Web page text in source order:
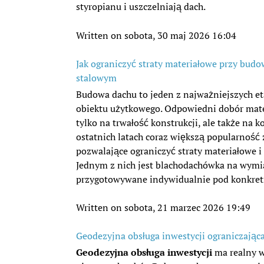
styropianu i uszczelniają dach.
Written on sobota, 30 maj 2026 16:04
Jak ograniczyć straty materiałowe przy
stalowym
Budowa dachu to jeden z najważniejszych
obiektu użytkowego. Odpowiedni dobór
tylko na trwałość konstrukcji, ale także na
ostatnich latach coraz większą
pozwalające ograniczyć straty materiałowe
Jednym z nich jest blachodachówka na
przygotowywane indywidualnie pod
Written on sobota, 21 marzec 2026 19:49
Geodezyjna obsługa inwestycji
Geodezyjna obsługa inwestycjima realny